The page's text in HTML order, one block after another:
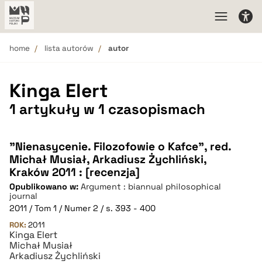
home lista autorów autor
Kinga Elert
1 artykuły w 1 czasopismach
"Nienasycenie. Filozofowie o Kafce", red.
Michał Musiał, Arkadiusz Żychliński,
Kraków 2011 : [recenzja]
Opublikowano w: Argument : biannual philosophical
journal
2011 / Tom 1 / Numer 2 / s. 393 - 400
ROK: 2011
Kinga Elert
Michał Musiał
Arkadiusz Żychliński